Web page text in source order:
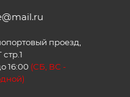
проезд,
стр.1
16:00 (СБ, ВС -